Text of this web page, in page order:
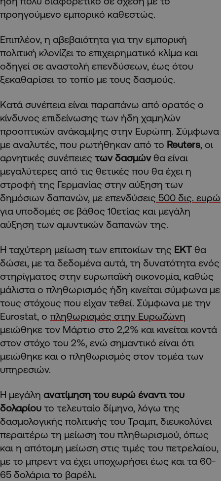
προηγούμενο εμπορικό καθεστώς.
Επιπλέον, η αβεβαιότητα για την εμπορική
πολιτική κλονίζει το επιχειρηματικό κλίμα και
οδηγεί σε αναστολή επενδύσεων, έως ότου
ξεκαθαρίσει το τοπίο με τους δασμούς.
Κατά συνέπεια είναι παραπάνω από ορατός ο
κίνδυνος επιδείνωσης των ήδη χαμηλών
προοπτικών ανάκαμψης στην Ευρώπη. Σύμφωνα
με αναλυτές, που ρωτήθηκαν από το Reuters, οι
αρνητικές συνέπειες των δασμώνθα είναι
μεγαλύτερες από τις θετικές που θα έχει η
στροφή της Γερμανίας στην αύξηση των
δημόσιων δαπανών, με επενδύσεις 500 δις. ευρώ
για υποδομές σε βάθος 10ετίας και μεγάλη
αύξηση των αμυντικών δαπανών της.
Η ταχύτερη μείωση των επιτοκίων της ΕΚΤ θα
δώσει, με τα δεδομένα αυτά, τη δυνατότητα ενός
στηρίγματος στην ευρωπαϊκή οικονομία, καθώς
μάλιστα ο πληθωρισμός ήδη κινείται σύμφωνα με
τους στόχους που είχαν τεθεί. Σύμφωνα με την
Eurostat, o πληθωρισμός στην Ευρωζώνη
μειώθηκε τον Mάρτιο στο 2,2% και κινείται κοντά
στον στόχο του 2%, ενώ σημαντικό είναι ότι
μειώθηκε και ο πληθωρισμός στον τομέα των
υπηρεσιών.
Η μεγάλη ανατίμηση του ευρώ έναντι του
δολαρίου το τελευταίο δίμηνο, λόγω της
δασμολογικής πολιτικής του Τραμπ, διευκολύνει
περαιτέρω τη μείωση του πληθωρισμού, όπως
και η απότομη μείωση στις τιμές του πετρελαίου,
με το μπρεντ να έχει υποχωρήσει έως και τα 60-
65 δολάρια το βαρέλι.